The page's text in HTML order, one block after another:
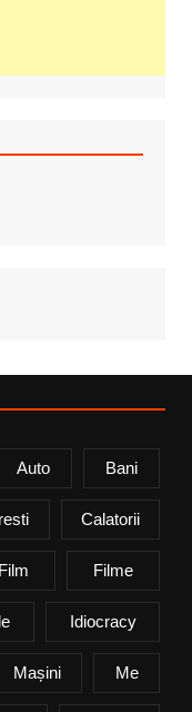
Auto Bani
Calatorii
Film Filme
Idiocracy
Mașini Me